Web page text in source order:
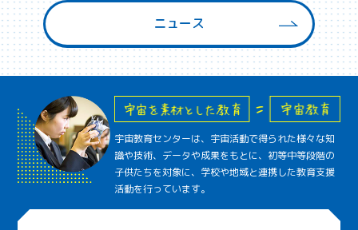
ニュース
宇宙教育センターは、宇宙活動で得られた様々な知
識や技術、データや成果をもとに、初等中等段階の
子供たちを対象に、学校や地域と連携した教育支援
活動を行っています。